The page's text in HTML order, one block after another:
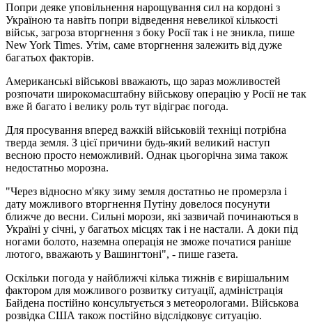
Попри деяке уповільнення нарощування сил на кордоні з
Україною та навіть попри відведення невеликої кількості
військ, загроза вторгнення з боку Росії так і не зникла, пише
New York Times. Утім, саме вторгнення залежить від дуже
багатьох факторів.
Американські військові вважають, що зараз можливостей
розпочати широкомасштабну військову операцію у Росії не так
вже й багато і велику роль тут відіграє погода.
Для просування вперед важкій військовій техніці потрібна
тверда земля. З цієї причини будь-який великий наступ
весною просто неможливий. Однак цьогорічна зима також
недостатньо морозна.
"Через відносно м'яку зиму земля достатньо не промерзла і
дату можливого вторгнення Путіну довелося посунути
ближче до весни. Сильні морози, які зазвичай починаються в
Україні у січні, у багатьох місцях так і не настали. А доки під
ногами болото, наземна операція не зможе початися раніше
лютого, вважають у Вашингтоні", - пише газета.
Оскільки погода у найближчі кілька тижнів є вирішальним
фактором для можливого розвитку ситуації, адміністрація
Байдена постійно консультується з метеорологами. Військова
розвідка США також постійно відслідковує ситуацію.